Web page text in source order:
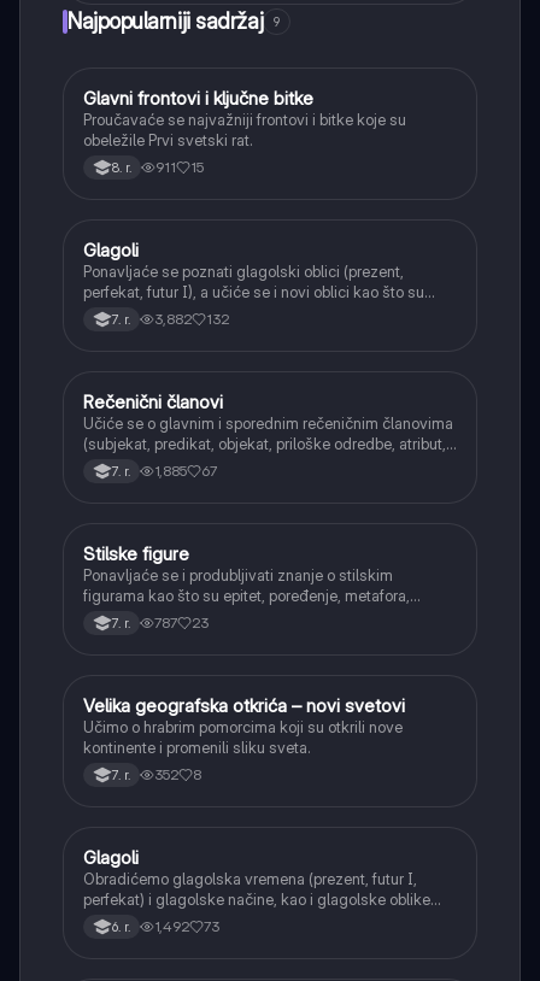
Najpopularniji sadržaj 9
Istorija
Glavni frontovi i ključne bitke
Proučavaće se najvažniji frontovi i bitke koje su
obeležile Prvi svetski rat.
8. r. 911 15
Srpski jezik
Glagoli
Ponavljaće se poznati glagolski oblici (prezent,
perfekat, futur I), a učiće se i novi oblici kao što su
aorist, imperfekat, pluskvamperfekat, futur II, kao i
glagolski prilozi i pridevi.
7. r. 3,882 132
Srpski jezik
Rečenični članovi
Učiće se o glavnim i sporednim rečeničnim članovima
(subjekat, predikat, objekat, priloške odredbe, atribut,
apozicija) i njihovoj funkciji.
7. r. 1,885 67
Srpski jezik
Stilske figure
Ponavljaće se i produbljivati znanje o stilskim
figurama kao što su epitet, poređenje, metafora,
personifikacija, hiperbola, onomatopeja, aliteracija i
asonanca, razumevajući njihovu ulogu u tekstu.
7. r. 787 23
Istorija
Velika geografska otkrića – novi svetovi
Učimo o hrabrim pomorcima koji su otkrili nove
kontinente i promenili sliku sveta.
7. r. 352 8
Srpski jezik
Glagoli
Obradićemo glagolska vremena (prezent, futur I,
perfekat) i glagolske načine, kao i glagolske oblike
(infinitiv, glagolski pridevi i prilozi) i glagolski vid
(svršeni i nesvršeni).
6. r. 1,492 73